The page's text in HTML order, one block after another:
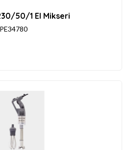
50/1 El Mikseri